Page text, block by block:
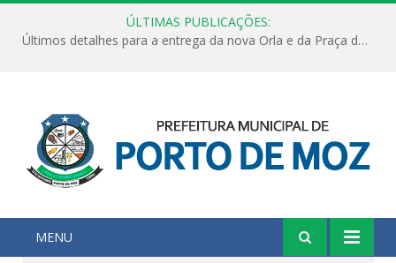
ÚLTIMAS PUBLICAÇÕES:
Últimos detalhes para a entrega da nova Orla e da Praça do Praião
MENU